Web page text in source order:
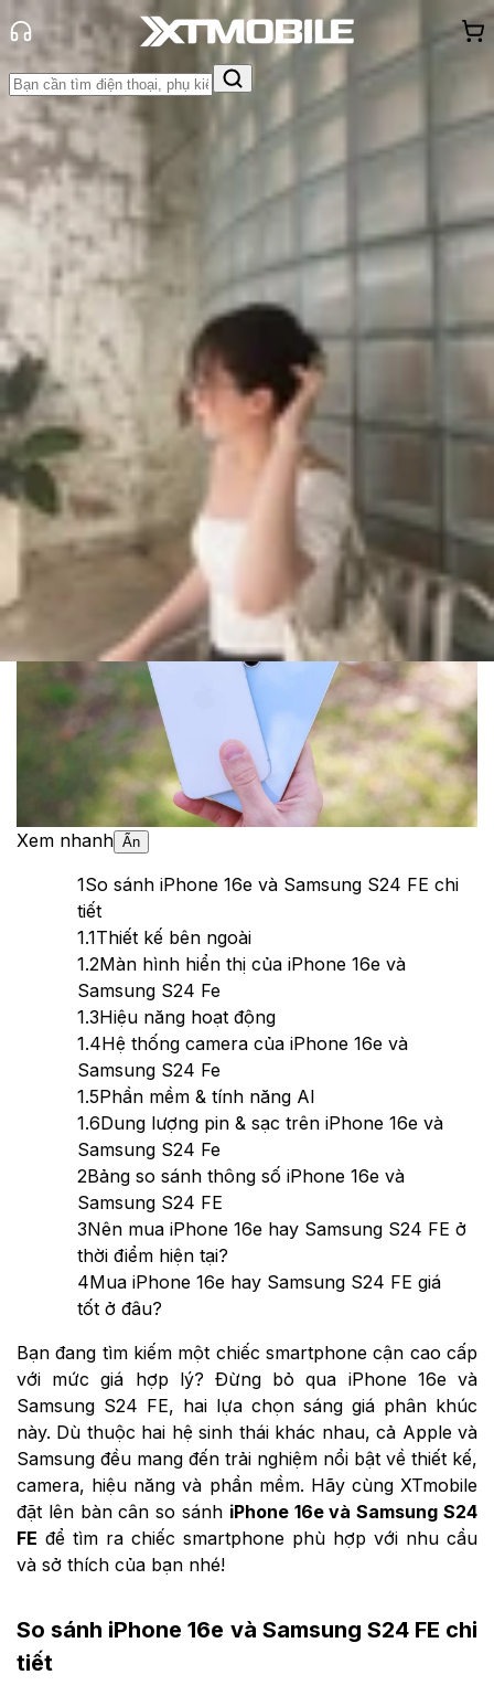
Trang chủ
Tin tức
So Sánh
Tin Mới
Đánh Giá - Trên Tay
Khuyến
Thủ thuật Thông báoKhách
hàng - Sự kiện
So sánh iPhone 16e và Samsung
S24 FE: Đâu là điện thoại giá rẻ
đáng mua?
Triệu Vy
Ngày đăng: 17/07/2026
Cập nhật:05/08/2026
Theo dõi XTMobile trên
Xem nhanh Ẩn
1So sánh iPhone 16e và Samsung S24 FE chi
tiết
1.1Thiết kế bên ngoài
1.2Màn hình hiển thị của iPhone 16e và
Samsung S24 Fe
1.3Hiệu năng hoạt động
1.4Hệ thống camera của iPhone 16e và
Samsung S24 Fe
1.5Phần mềm & tính năng AI
1.6Dung lượng pin & sạc trên iPhone 16e và
Samsung S24 Fe
2Bảng so sánh thông số iPhone 16e và
Samsung S24 FE
3Nên mua iPhone 16e hay Samsung S24 FE ở
thời điểm hiện tại?
4Mua iPhone 16e hay Samsung S24 FE giá
tốt ở đâu?
Bạn đang tìm kiếm một chiếc smartphone cận cao cấp
với mức giá hợp lý? Đừng bỏ qua iPhone 16e và
Samsung S24 FE, hai lựa chọn sáng giá phân khúc
này. Dù thuộc hai hệ sinh thái khác nhau, cả Apple và
Samsung đều mang đến trải nghiệm nổi bật về thiết kế,
camera, hiệu năng và phần mềm. Hãy cùng XTmobile
đặt lên bàn cân so sánh iPhone 16e và Samsung S24
FE để tìm ra chiếc smartphone phù hợp với nhu cầu
và sở thích của bạn nhé!
So sánh iPhone 16e và Samsung S24 FE chi
tiết